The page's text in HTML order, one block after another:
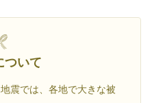
ついて
震では、各地で大きな被